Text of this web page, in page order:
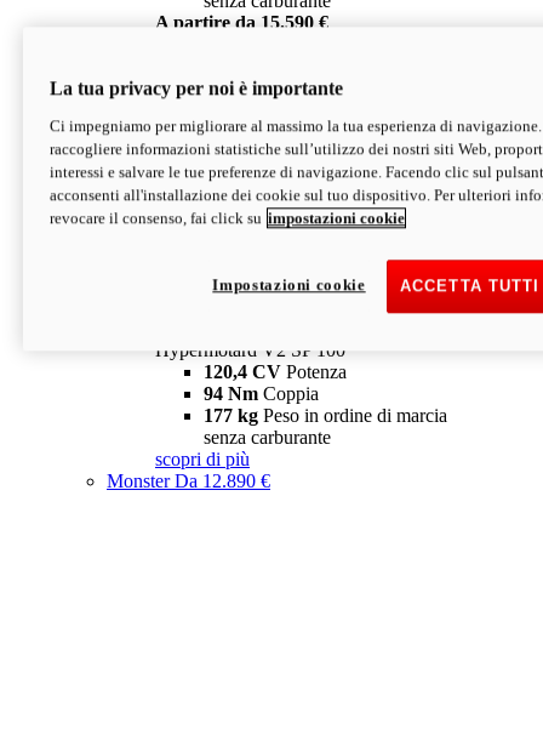
A partire da 15.590 €
V2 SP
Hypermotard V2 SP
120,4 CVPotenza
94 NmCoppia
177 kgPeso in ordine di marcia
senza carburante
Depotenziata 35 kW: 18.890 € i
configura scopri di più
Hypermotard V2 SP 100
120,4 CV Potenza
94 Nm Coppia
177 kg Peso in ordine di marcia
senza carburante
scopri di più
MonsterDa 12.890 €
La tua privacy per noi è importante
Ci impegniamo per migliorare al massimo la tua esperienza di
raccogliere informazioni statistiche sull’utilizzo dei nostri siti Web,
interessi e salvare le tue preferenze di navigazione. Facendo clic sul
acconsenti all'installazione dei cookie sul tuo dispositivo. Per ulteriori
revocare il consenso, fai click su impostazioni cookie
ACCETTA
Impostazioni cookie